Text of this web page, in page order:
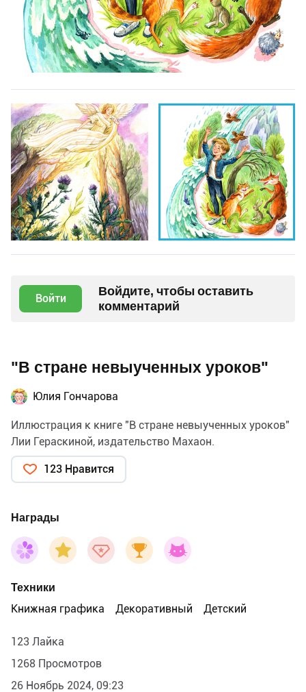
Войти
Войдите, чтобы оставить
комментарий
"В стране невыученных уроков"
Юлия Гончарова
Иллюстрация к книге "В стране невыученных уроков"
Лии Гераскиной, издательство Махаон.
123 Нравится
Награды
Техники
Книжная графика
Декоративный Детский
123 Лайка
1268 Просмотров
26 Ноябрь 2024, 09:23